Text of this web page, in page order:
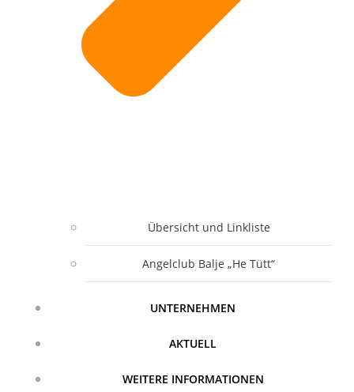
Übersicht und Linkliste
Angelclub Balje „He Tütt“
UNTERNEHMEN
AKTUELL
WEITERE INFORMATIONEN